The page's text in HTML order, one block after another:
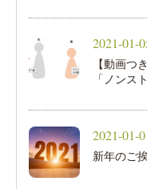
2021-01-
【動画つ
「ノンス
2021-01-
新年のご